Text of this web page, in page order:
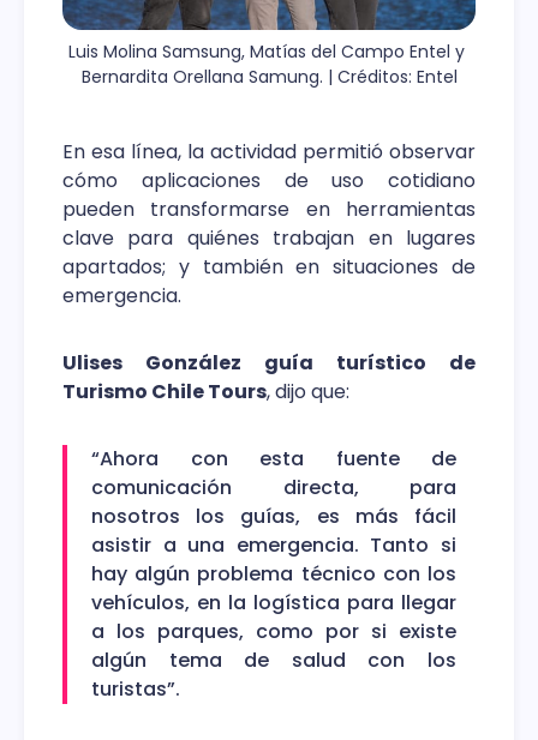
Luis Molina Samsung, Matías del Campo Entel y
Bernardita Orellana Samung. | Créditos: Entel
En esa línea, la actividad permitió observar
cómo aplicaciones de uso cotidiano
pueden transformarse en herramientas
clave para quiénes trabajan en lugares
apartados; y también en situaciones de
emergencia.
Ulises González guía turístico de
Turismo Chile Tours, dijo que:
“Ahora con esta fuente de
comunicación directa, para
nosotros los guías, es más fácil
asistir a una emergencia. Tanto si
hay algún problema técnico con los
vehículos, en la logística para llegar
a los parques, como por si existe
algún tema de salud con los
turistas”.